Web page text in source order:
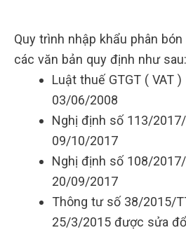
Quy trình nhập khẩu phân
các văn bản quy định như sau:
Luật thuế GTGT ( VAT
03/06/2008
Nghị định số 113/
09/10/2017
Nghị định số 108/
20/09/2017
Thông tư số 38/2015/
25/3/2015 được sửa